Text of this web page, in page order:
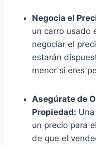
Negocia el
un carro usado
negociar el
estarán
menor si eres
Asegúrate de
Propiedad:
un precio para
de que el